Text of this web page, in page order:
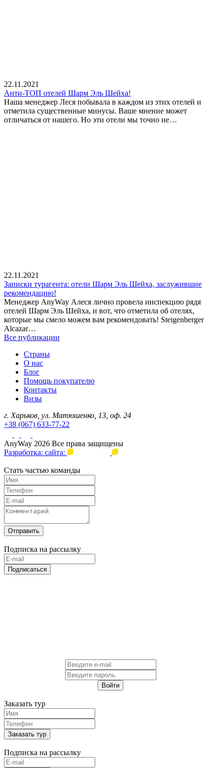
22.11.2021
Анти-ТОП отелей Шарм Эль Шейха!
Наша менеджер Леся побывала в каждом из этих отелей и
отметила существенные минусы. Ваше мнение может
отличаться от нашего. Но эти отели мы точно не…
22.11.2021
Записки турагента: отели Шарм Эль Шейха, заслужившие
рекомендацию!
Менеджер AnyWay Алеся лично провела инспекцию рядя
отелей Шарм Эль Шейха, и вот, что отметила об отелях,
которые мы смело можем вам рекомендовать! Steigenberger
Alcazar…
Все публикации
Страны
О нас
Блог
Помощь покупателю
Контакты
Визы
г. Харьков, ул. Матюшенко, 13, оф. 24
+38 (067) 633-77-22
AnyWay 2026 Все права защищены
Разработка: сайта:
Стать частью команды
Отправить
Подписка на рассылку
Подписаться
Войти
Заказать тур
Заказать тур
Подписка на рассылку